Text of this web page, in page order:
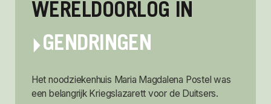
WERELDOORLOG IN
GENDRINGEN
Het noodziekenhuis Maria Magdalena Postel was
een belangrijk Kriegslazarett voor de Duitsers.